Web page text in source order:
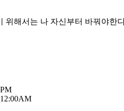
위해서는 나 자신부터 바꿔야한